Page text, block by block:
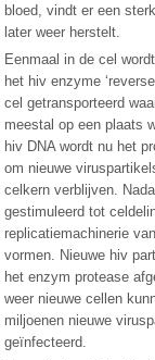
bloed, vindt er een
later weer herstelt.
Eenmaal in de cel
het hiv enzyme
cel getransporteerd
meestal op een plaats
hiv DNA wordt nu het
om nieuwe
celkern verblijven.
gestimuleerd tot
replicatiemachinerie
vormen. Nieuwe hiv
het enzym protease
weer nieuwe cellen
miljoenen nieuwe
geïnfecteerd.